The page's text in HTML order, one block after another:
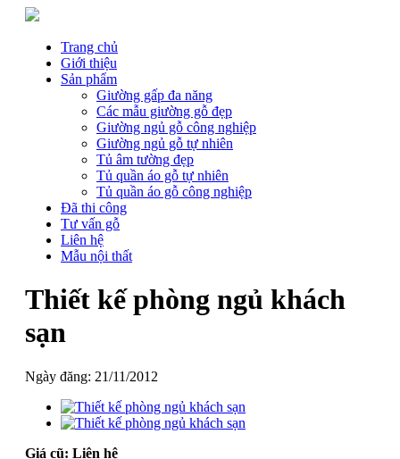
Trang chủ
Giới thiệu
Sản phẩm
Giường gấp đa năng
Các mẫu giường gỗ đẹp
Giường ngủ gỗ công nghiệp
Giường ngủ gỗ tự nhiên
Tủ âm tường đẹp
Tủ quần áo gỗ tự nhiên
Tủ quần áo gỗ công nghiệp
Đã thi công
Tư vấn gỗ
Liên hệ
Mẫu nội thất
Thiết kế phòng ngủ khách
sạn
Ngày đăng: 21/11/2012
Giá cũ: Liên hệ